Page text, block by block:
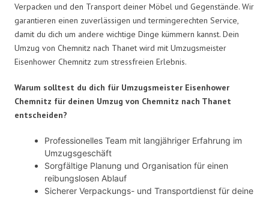
Verpacken und den Transport deiner Möbel und Gegenstände. Wir
garantieren einen zuverlässigen und termingerechten Service,
damit du dich um andere wichtige Dinge kümmern kannst. Dein
Umzug von Chemnitz nach Thanet wird mit Umzugsmeister
Eisenhower Chemnitz zum stressfreien Erlebnis.
Warum solltest du dich für Umzugsmeister Eisenhower
Chemnitz für deinen Umzug von Chemnitz nach Thanet
entscheiden?
Professionelles Team mit langjähriger Erfahrung im
Umzugsgeschäft
Sorgfältige Planung und Organisation für einen
reibungslosen Ablauf
Sicherer Verpackungs- und Transportdienst für deine